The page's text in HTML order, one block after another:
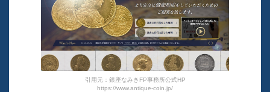
引用元：銀座なみきFP事務所公式HP
https://www.antique-coin.jp/